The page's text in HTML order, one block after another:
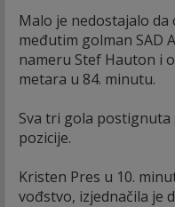
Malo je nedostajalo
međutim golman SAD
nameru Stef Hauton i
metara u 84. minutu.
Sva tri gola postignuta
pozicije.
Kristen Pres u 10.
vođstvo, izjednačila je